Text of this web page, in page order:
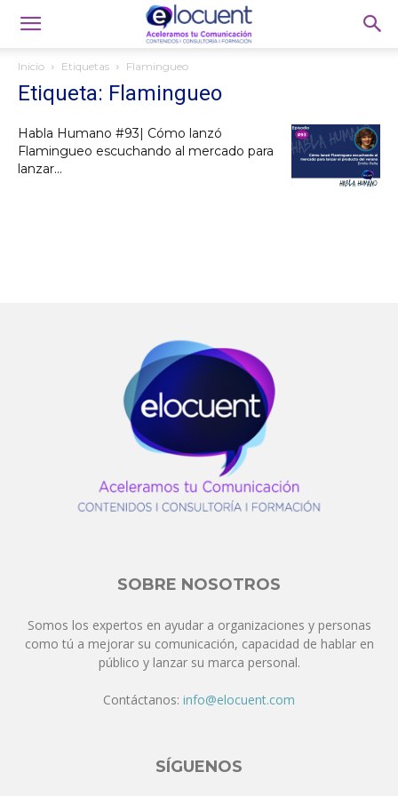
Inicio Etiquetas Flamingueo
Etiqueta: Flamingueo
Habla Humano #93| Cómo lanzó
Flamingueo escuchando al mercado para
lanzar...
SOBRE NOSOTROS
Somos los expertos en ayudar a organizaciones y personas
como tú a mejorar su comunicación, capacidad de hablar en
público y lanzar su marca personal.
Contáctanos: info@elocuent.com
SÍGUENOS